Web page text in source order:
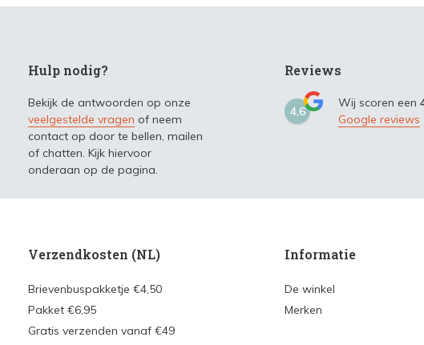
Hulp nodig?
Bekijk de antwoorden op onze
veelgestelde vragen of neem
contact op door te bellen, mailen
of chatten. Kijk hiervoor
onderaan op de pagina.
Reviews
4,6
Wij scoren een
Google reviews
Verzendkosten (NL)
Brievenbuspakketje €4,50
Pakket €6,95
Gratis verzenden vanaf €49
Informatie
De winkel
Merken